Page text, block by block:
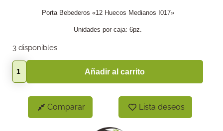
Porta Bebederos «12 Huecos Medianos I017»
Unidades por caja: 6pz.
3 disponibles
Añadir al carrito
Comparar Lista deseos